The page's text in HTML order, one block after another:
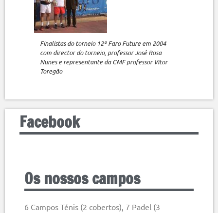
Finalistas do torneio 12º Faro Future em 2004
com director do torneio, professor José Rosa
Nunes e representante da CMF professor Vitor
Toregão
Facebook
Os nossos campos
6 Campos Ténis (2 cobertos), 7 Padel (3